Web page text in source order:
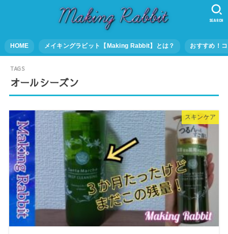
HOME メイキングラビット【Making Rabbit】とは？ おすすめ！
SEARCH
オールシーズン
スキンケア